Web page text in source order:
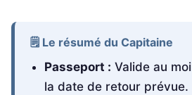
🗒️ Le résumé du Capitaine
Passeport : Valide au
la date de retour prévue.